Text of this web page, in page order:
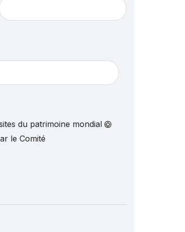
du patrimoine mondial
le Comité